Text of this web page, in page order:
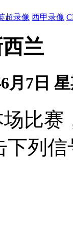
超录像 西甲录像
兰
月7日
比
下列信